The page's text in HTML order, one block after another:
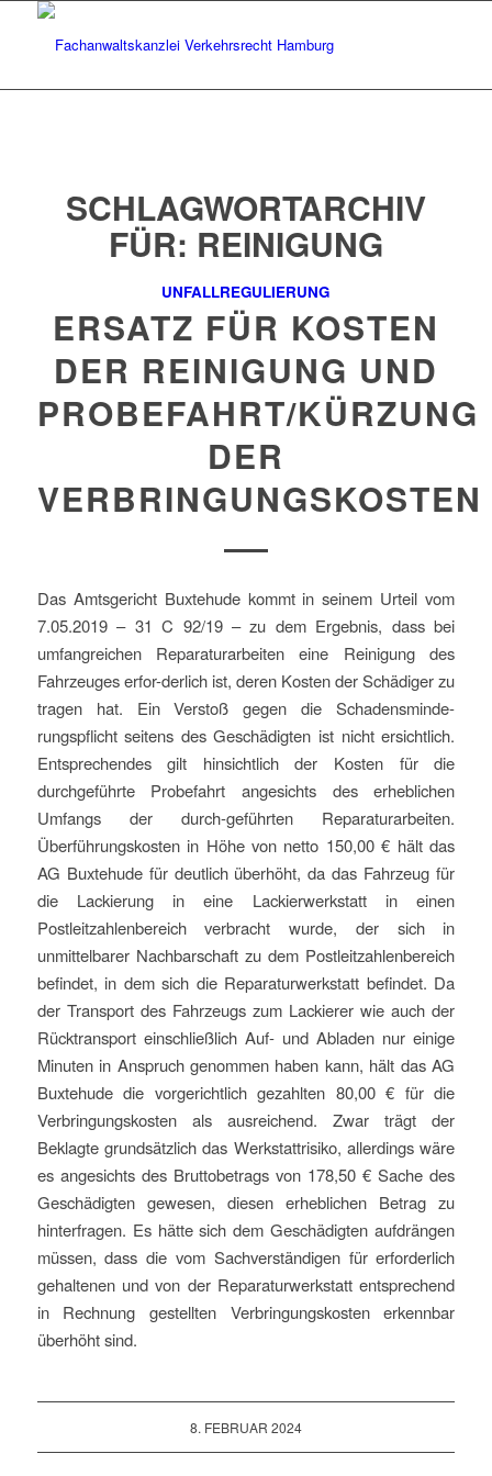
SCHLAGWORTARCHIV
FÜR: REINIGUNG
UNFALLREGULIERUNG
ERSATZ FÜR KOSTEN
DER REINIGUNG UND
PROBEFAHRT/KÜRZUNG
DER
VERBRINGUNGSKOSTEN
Das Amtsgericht Buxtehude kommt in seinem Urteil vom
7.05.2019 – 31 C 92/19 – zu dem Ergebnis, dass bei
umfangreichen Reparaturarbeiten eine Reinigung des
Fahrzeuges erfor-derlich ist, deren Kosten der Schädiger zu
tragen hat. Ein Verstoß gegen die Schadensminde-
rungspflicht seitens des Geschädigten ist nicht ersichtlich.
Entsprechendes gilt hinsichtlich der Kosten für die
durchgeführte Probefahrt angesichts des erheblichen
Umfangs der durch-geführten Reparaturarbeiten.
Überführungskosten in Höhe von netto 150,00 € hält das
AG Buxtehude für deutlich überhöht, da das Fahrzeug für
die Lackierung in eine Lackierwerkstatt in einen
Postleitzahlenbereich verbracht wurde, der sich in
unmittelbarer Nachbarschaft zu dem Postleitzahlenbereich
befindet, in dem sich die Reparaturwerkstatt befindet. Da
der Transport des Fahrzeugs zum Lackierer wie auch der
Rücktransport einschließlich Auf- und Abladen nur einige
Minuten in Anspruch genommen haben kann, hält das AG
Buxtehude die vorgerichtlich gezahlten 80,00 € für die
Verbringungskosten als ausreichend. Zwar trägt der
Beklagte grundsätzlich das Werkstattrisiko, allerdings wäre
es angesichts des Bruttobetrags von 178,50 € Sache des
Geschädigten gewesen, diesen erheblichen Betrag zu
hinterfragen. Es hätte sich dem Geschädigten aufdrängen
müssen, dass die vom Sachverständigen für erforderlich
gehaltenen und von der Reparaturwerkstatt entsprechend
in Rechnung gestellten Verbringungskosten erkennbar
überhöht sind.
8. FEBRUAR 2024